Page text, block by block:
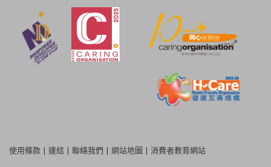
使用條款 | 連結 | 聯絡我們 | 網站地圖 | 消費者教育網站